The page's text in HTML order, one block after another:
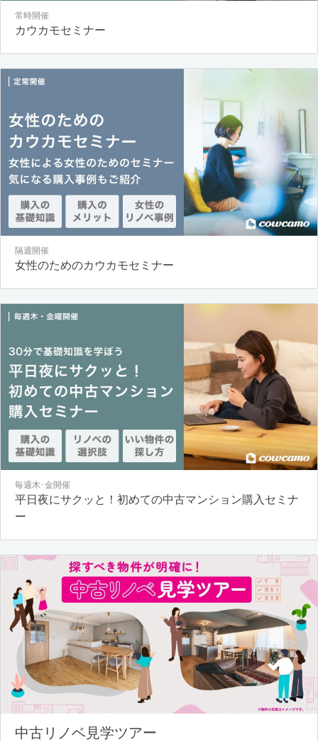
常時開催
カウカモセミナー
隔週開催
女性のためのカウカモセミナー
毎週木･金開催
平日夜にサクッと！初めての中古マンション購入セミナ
ー
中古リノベ見学ツアー